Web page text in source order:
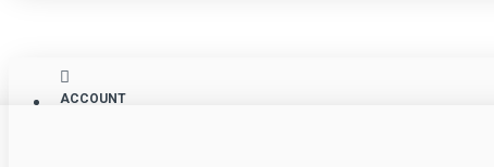
ACCOUNT